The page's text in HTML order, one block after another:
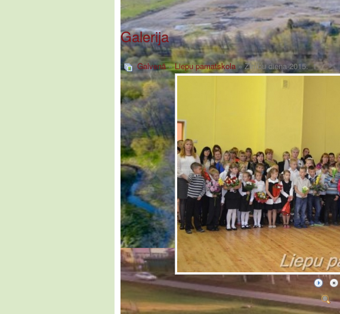
Galerija
Galvenā»Liepu pamatskola» Zinību diena-2015._1